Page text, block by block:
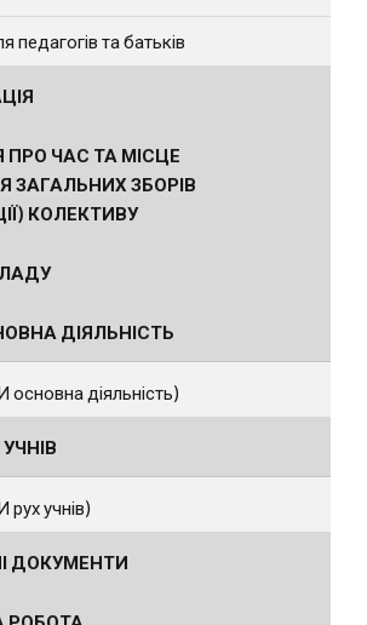
педагогів та батьків
ПРО ЧАС ТА МІСЦЕ
ЗАГАЛЬНИХ ЗБОРІВ
КОЛЕКТИВУ
ДІЯЛЬНІСТЬ
діяльність)
учнів)
ДОКУМЕНТИ